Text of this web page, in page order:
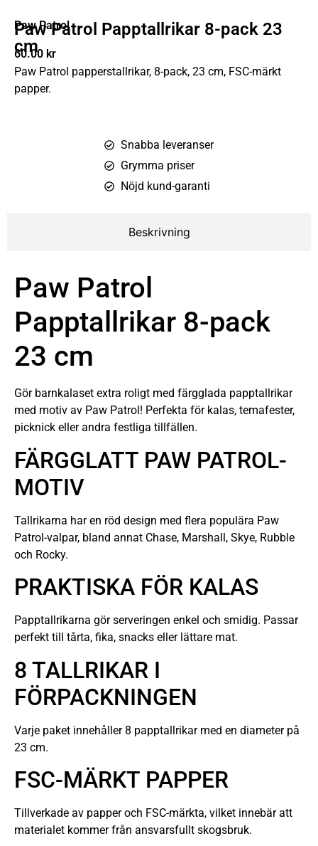
Paw Patrol
Paw Patrol Papptallrikar 8-pack 23
cm
60.00 kr
Paw Patrol papperstallrikar, 8-pack, 23 cm, FSC-märkt
papper.
Snabba leveranser
Grymma priser
Nöjd kund-garanti
Beskrivning
Paw Patrol
Papptallrikar 8-pack
23 cm
Gör barnkalaset extra roligt med färgglada papptallrikar
med motiv av Paw Patrol! Perfekta för kalas, temafester,
picknick eller andra festliga tillfällen.
FÄRGGLATT PAW PATROL-
MOTIV
Tallrikarna har en röd design med flera populära Paw
Patrol-valpar, bland annat Chase, Marshall, Skye, Rubble
och Rocky.
PRAKTISKA FÖR KALAS
Papptallrikarna gör serveringen enkel och smidig. Passar
perfekt till tårta, fika, snacks eller lättare mat.
8 TALLRIKAR I
FÖRPACKNINGEN
Varje paket innehåller 8 papptallrikar med en diameter på
23 cm.
FSC-MÄRKT PAPPER
Tillverkade av papper och FSC-märkta, vilket innebär att
materialet kommer från ansvarsfullt skogsbruk.